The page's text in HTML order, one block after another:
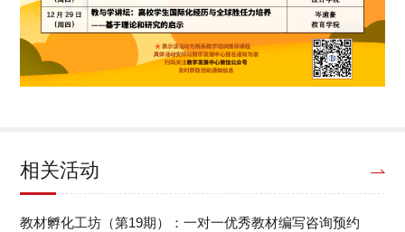
相关活动
教材孵化工坊（第19期）：一对一优秀教材编写咨询预约